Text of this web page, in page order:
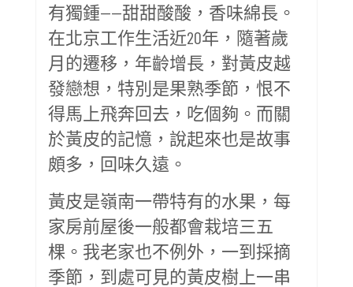
有獨鍾——甜甜酸酸，香味綿長。
在北京工作生活近20年，隨著歲
月的遷移，年齡增長，對黃皮越
發戀想，特別是果熟季節，恨不
得馬上飛奔回去，吃個夠。而關
於黃皮的記憶，說起來也是故事
頗多，回味久遠。
黃皮是嶺南一帶特有的水果，每
家房前屋後一般都會栽培三五
棵。我老家也不例外，一到採摘
季節，到處可見的黃皮樹上一串